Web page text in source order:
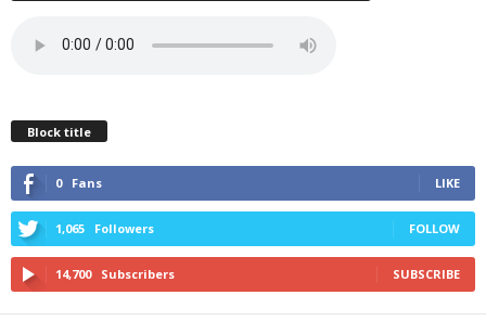
Block title
0 Fans LIKE
1,065 Followers FOLLOW
14,700 Subscribers SUBSCRIBE